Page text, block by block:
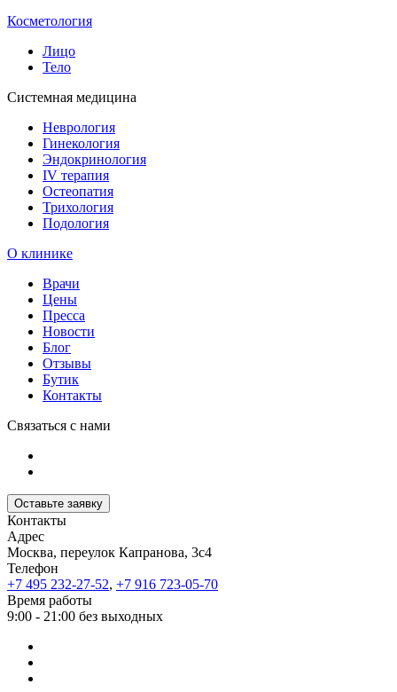
Косметология
Лицо
Тело
Системная медицина
Неврология
Гинекология
Эндокринология
IV терапия
Остеопатия
Трихология
Подология
О клинике
Врачи
Цены
Пресса
Новости
Блог
Отзывы
Бутик
Контакты
Связаться с нами
Оставьте заявку
Контакты
Адрес
Москва, переулок Капранова, 3с4
Телефон
+7 495 232-27-52, +7 916 723-05-70
Время работы
9:00 - 21:00 без выходных